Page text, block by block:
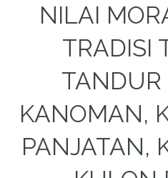
NILAI
TRADISI
TANDUR
KANOMAN,
PANJATAN,